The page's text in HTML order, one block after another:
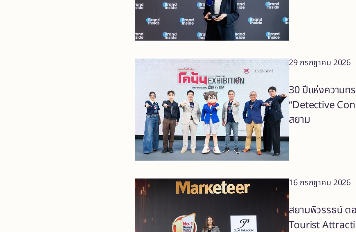
29 กรกฎาคม 2026
30 ปีแห่งความท
“Detective
สยาม
16 กรกฎาคม 2026
สยามพิวรรธน์ ต
Tourist